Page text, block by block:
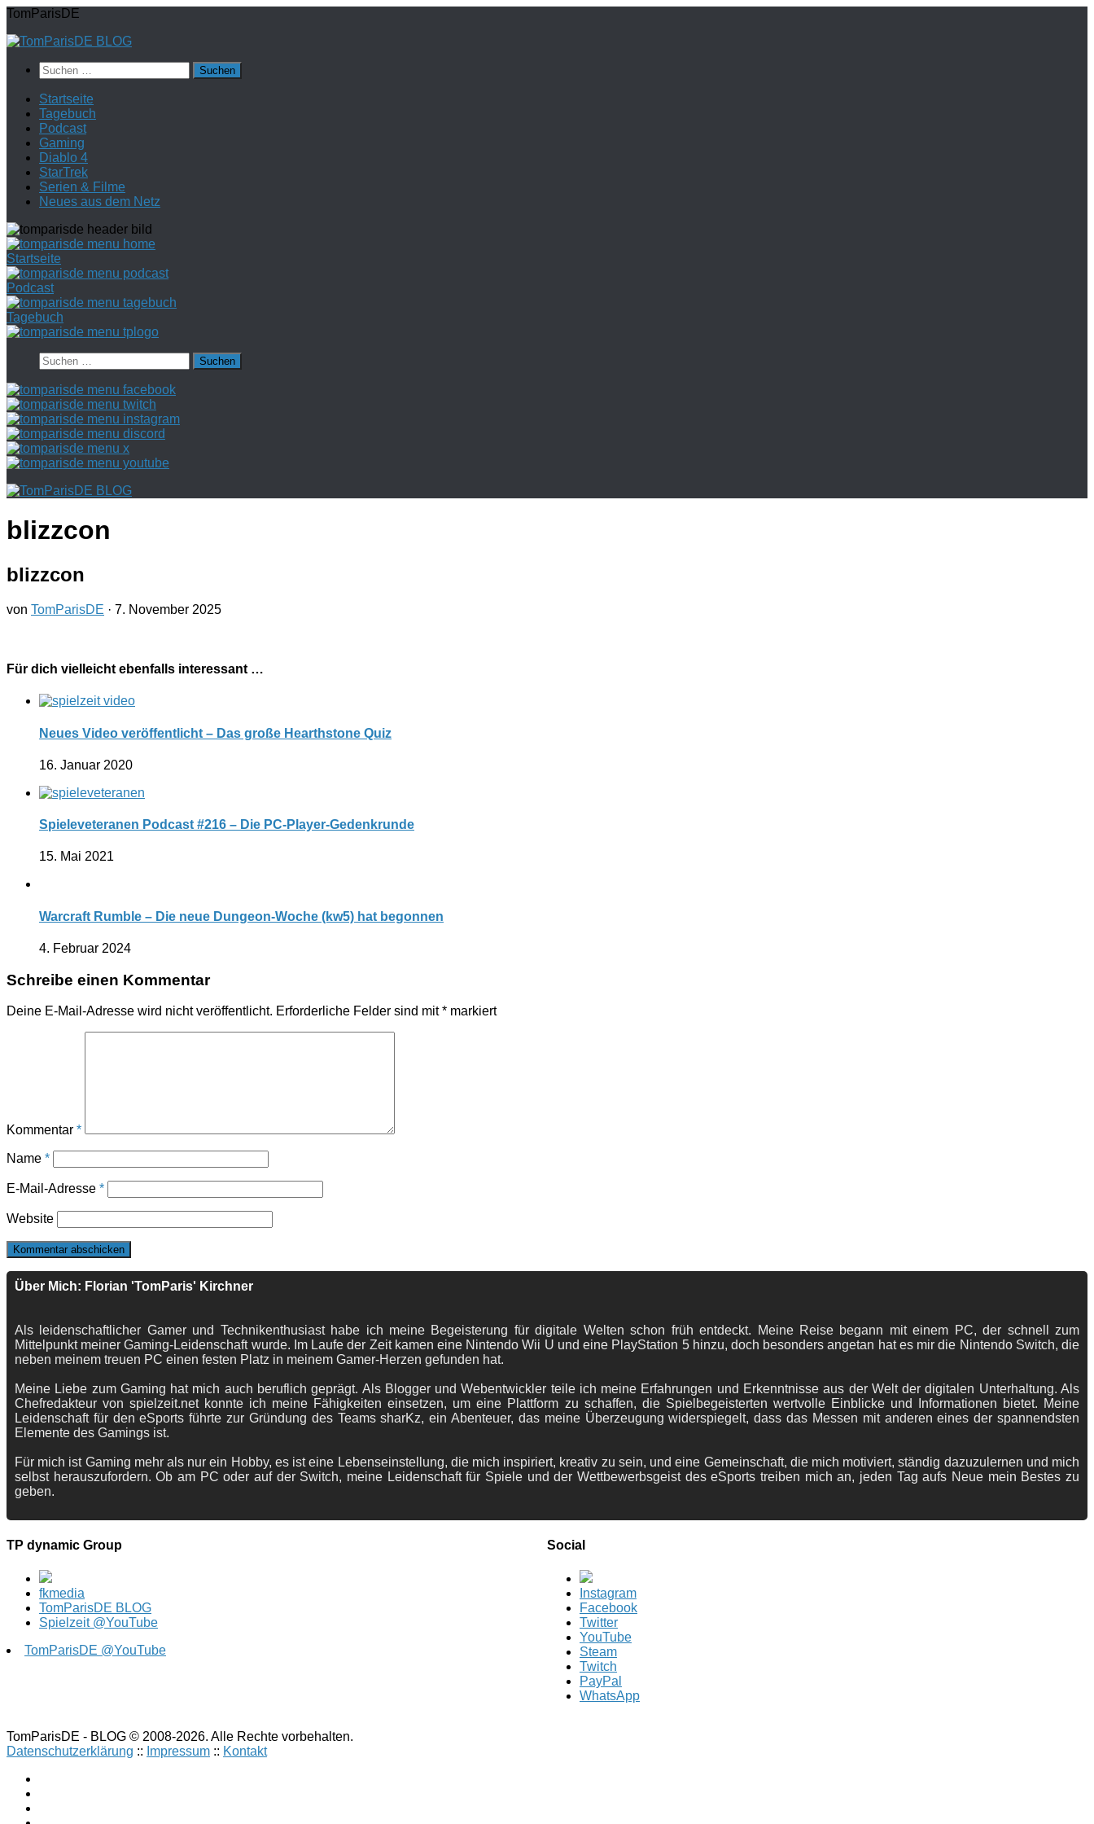
Zum
springen
TomParisDE
Suchen
nach:
Startseite
Tagebuch
Podcast
Gaming
Diablo 4
StarTrek
Serien & Filme
Neues aus dem Netz
Startseite
Podcast
Tagebuch
Suchen
nach:
blizzcon
blizzcon
von TomParisDE · 7. November 2025
Für dich vielleicht ebenfalls interessant …
Neues Video veröffentlicht – Das große Hearthstone Quiz
16. Januar 2020
Spieleveteranen Podcast #216 – Die PC-Player-Gedenkrunde
15. Mai 2021
Warcraft Rumble – Die neue Dungeon-Woche (kw5) hat begonnen
4. Februar 2024
Schreibe einen Kommentar
Deine E-Mail-Adresse wird nicht veröffentlicht. Erforderliche Felder sind mit* markiert
Kommentar *
Name *
E-Mail-Adresse *
Website
Über Mich: Florian 'TomParis' Kirchner
Als leidenschaftlicher Gamer und Technikenthusiast habe ich meine Begeisterung für digitale Welten schon früh entdeckt. Meine Reise begann mit einem PC, der schnell zum
Mittelpunkt meiner Gaming-Leidenschaft wurde. Im Laufe der Zeit kamen eine Nintendo Wii U und eine PlayStation 5 hinzu, doch besonders angetan hat es mir die Nintendo Switch, die
neben meinem treuen PC einen festen Platz in meinem Gamer-Herzen gefunden hat.
Meine Liebe zum Gaming hat mich auch beruflich geprägt. Als Blogger und Webentwickler teile ich meine Erfahrungen und Erkenntnisse aus der Welt der digitalen Unterhaltung. Als
Chefredakteur von spielzeit.net konnte ich meine Fähigkeiten einsetzen, um eine Plattform zu schaffen, die Spielbegeisterten wertvolle Einblicke und Informationen bietet. Meine
Leidenschaft für den eSports führte zur Gründung des Teams sharKz, ein Abenteuer, das meine Überzeugung widerspiegelt, dass das Messen mit anderen eines der spannendsten
Elemente des Gamings ist.
Für mich ist Gaming mehr als nur ein Hobby, es ist eine Lebenseinstellung, die mich inspiriert, kreativ zu sein, und eine Gemeinschaft, die mich motiviert, ständig dazuzulernen und mich
selbst herauszufordern. Ob am PC oder auf der Switch, meine Leidenschaft für Spiele und der Wettbewerbsgeist des eSports treiben mich an, jeden Tag aufs Neue mein Bestes zu
geben.
TP dynamic Group
fkmedia
TomParisDE BLOG
Spielzeit @YouTube
TomParisDE @YouTube
Social
Instagram
Facebook
Twitter
YouTube
Steam
Twitch
PayPal
WhatsApp
TomParisDE - BLOG © 2008-2026. Alle Rechte vorbehalten.
Datenschutzerklärung :: Impressum :: Kontakt